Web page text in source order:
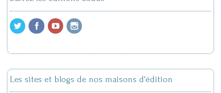
Les sites et blogs de nos maisons d'édition